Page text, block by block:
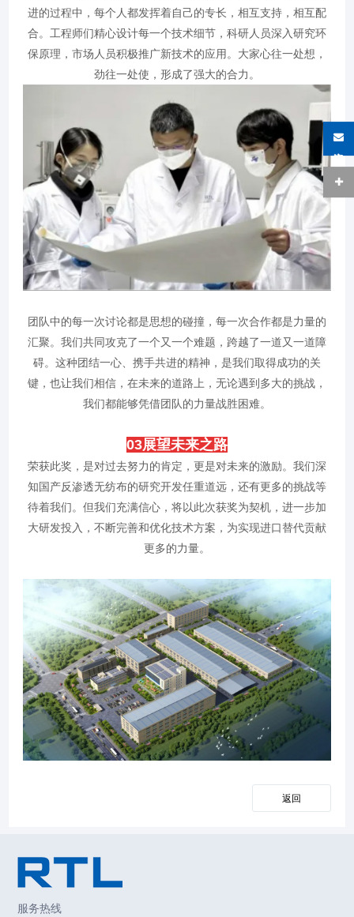
进的过程中，每个人都发挥着自己的专长，相互支持，相互配
合。工程师们精心设计每一个技术细节，科研人员深入研究环
保原理，市场人员积极推广新技术的应用。大家心往一处想，
劲往一处使，形成了强大的合力。
团队中的每一次讨论都是思想的碰撞，每一次合作都是力量的
汇聚。我们共同攻克了一个又一个难题，跨越了一道又一道障
碍。这种团结一心、携手共进的精神，是我们取得成功的关
键，也让我们相信，在未来的道路上，无论遇到多大的挑战，
我们都能够凭借团队的力量战胜困难。
03展望未来之路
荣获此奖，是对过去努力的肯定，更是对未来的激励。我们深
知国产反渗透无纺布的研究开发任重道远，还有更多的挑战等
待着我们。但我们充满信心，将以此次获奖为契机，进一步加
大研发投入，不断完善和优化技术方案，为实现进口替代贡献
更多的力量。
返回
服务热线